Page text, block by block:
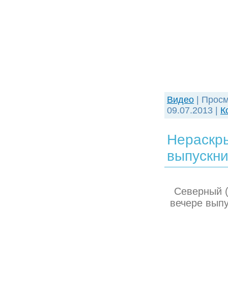
Видео |
09.07.2013 |
Северный
вечере